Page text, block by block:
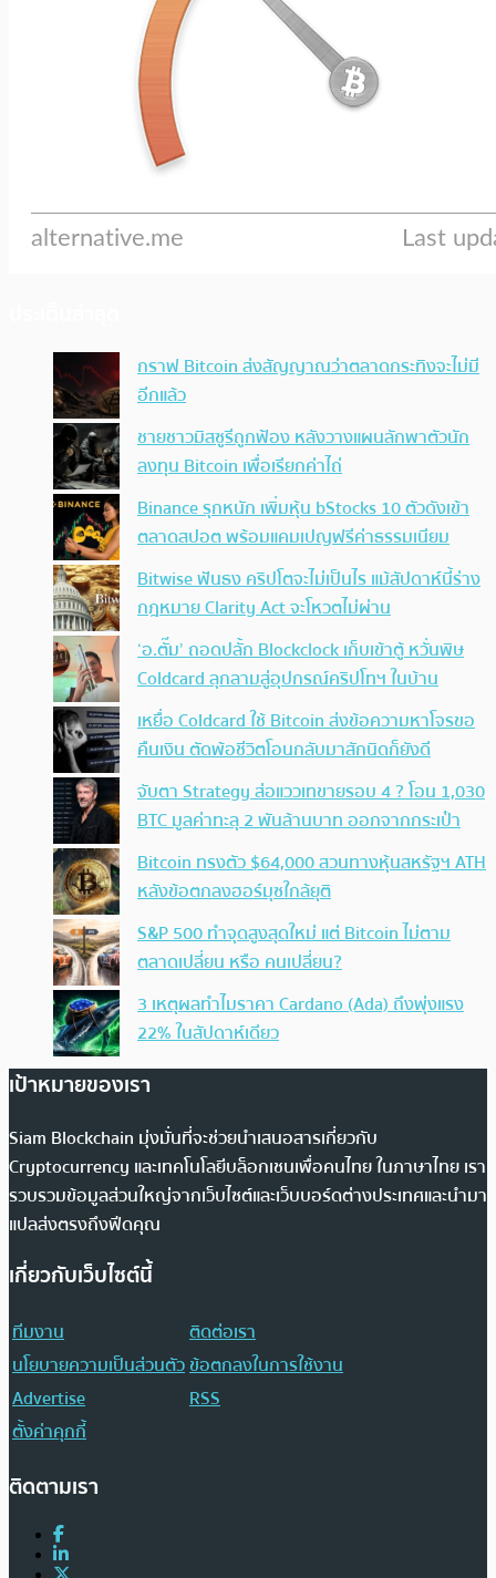
กราฟ Bitcoin ส่งสัญญาณว่าตลาดกระทิงจะไม่มี
อีกแล้ว
ชายชาวมิสซูรีถูกฟ้อง หลังวางแผนลักพาตัวนัก
ลงทุน Bitcoin เพื่อเรียกค่าไถ่
Binance รุกหนัก เพิ่มหุ้น bStocks 10 ตัวดังเข้า
ตลาดสปอต พร้อมแคมเปญฟรีค่าธรรมเนียม
Bitwise ฟันธง คริปโตจะไม่เป็นไร แม้สัปดาห์นี้ร่าง
กฎหมาย Clarity Act จะโหวตไม่ผ่าน
‘อ.ตั๊ม’ ถอดปลั้ก Blockclock เก็บเข้าตู้ หวั่นพิษ
Coldcard ลุกลามสู่อุปกรณ์คริปโทฯ ในบ้าน
เหยื่อ Coldcard ใช้ Bitcoin ส่งข้อความหาโจรขอ
คืนเงิน ตัดพ้อชีวิตโอนกลับมาสักนิดก็ยังดี
จับตา Strategy ส่อแววเทขายรอบ 4 ? โอน 1,030
BTC มูลค่าทะลุ 2 พันล้านบาท ออกจากกระเป๋า
Bitcoin ทรงตัว $64,000 สวนทางหุ้นสหรัฐฯ ATH
หลังข้อตกลงฮอร์มุซใกล้ยุติ
S&P 500 ทำจุดสูงสุดใหม่ แต่ Bitcoin ไม่ตาม
ตลาดเปลี่ยน หรือ คนเปลี่ยน?
3 เหตุผลทำไมราคา Cardano (Ada) ถึงพุ่งแรง
22% ในสัปดาห์เดียว
เป้าหมายของเรา
Siam Blockchain มุ่งมั่นที่จะช่วยนำเสนอสารเกี่ยวกับ
Cryptocurrency และเทคโนโลยีบล็อกเชนเพื่อคนไทย ในภาษาไทย เรา
รวบรวมข้อมูลส่วนใหญ่จากเว็บไซต์และเว็บบอร์ดต่างประเทศและนำมา
แปลส่งตรงถึงฟีดคุณ
เกี่ยวกับเว็บไซต์นี้
ทีมงาน
ติดต่อเรา
นโยบายความเป็นส่วนตัวข้อตกลงในการใช้งาน
Advertise
RSS
ตั้งค่าคุกกี้
ติดตามเรา